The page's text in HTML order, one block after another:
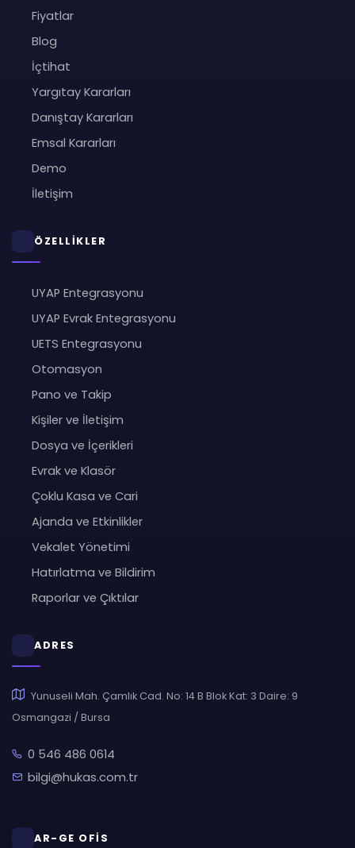
Fiyatlar
Blog
İçtihat
Yargıtay Kararları
Danıştay Kararları
Emsal Kararları
Demo
İletişim
ÖZELLİKLER
UYAP Entegrasyonu
UYAP Evrak Entegrasyonu
UETS Entegrasyonu
Otomasyon
Pano ve Takip
Kişiler ve İletişim
Dosya ve İçerikleri
Evrak ve Klasör
Çoklu Kasa ve Cari
Ajanda ve Etkinlikler
Vekalet Yönetimi
Hatırlatma ve Bildirim
Raporlar ve Çıktılar
ADRES
Yunuseli Mah. Çamlık Cad. No: 14 B Blok Kat: 3 Daire: 9
Osmangazi / Bursa
0 546 486 0614
bilgi@hukas.com.tr
AR-GE OFİS